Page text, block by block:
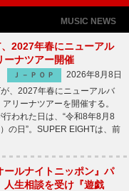
MUSIC NEWS
2027年春にニューアル
ーナツアー開催
Ｊ－ＰＯＰ
2026年8月8日
、2027年春にニューアルバ
リーナツアーを開催する。
われた日は、“令和8年8月8
の日”。SUPER EIGHTは、前
ールナイトニッポン』パ
人生相談を受け『遊戯